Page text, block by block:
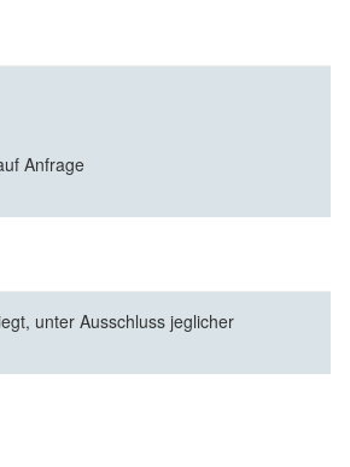
Anfrage
unter Ausschluss jeglicher